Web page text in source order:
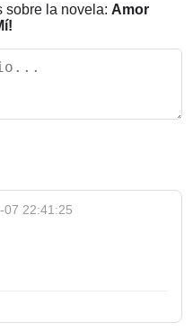
sobre la novela: Amor
07 22:41:25